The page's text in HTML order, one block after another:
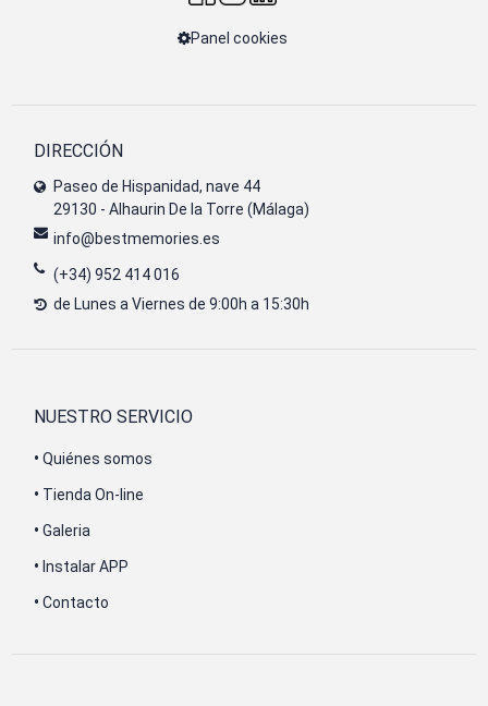
Panel cookies
DIRECCIÓN
Paseo de Hispanidad, nave 44
29130 - Alhaurin De la Torre (Málaga)
info@bestmemories.es
(+34) 952 414 016
de Lunes a Viernes de 9:00h a 15:30h
NUESTRO SERVICIO
• Quiénes somos
• Tienda On-line
• Galeria
• Instalar APP
• Contacto